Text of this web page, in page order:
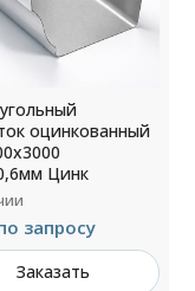
оцинкованный
Цинк
запросу
Заказать